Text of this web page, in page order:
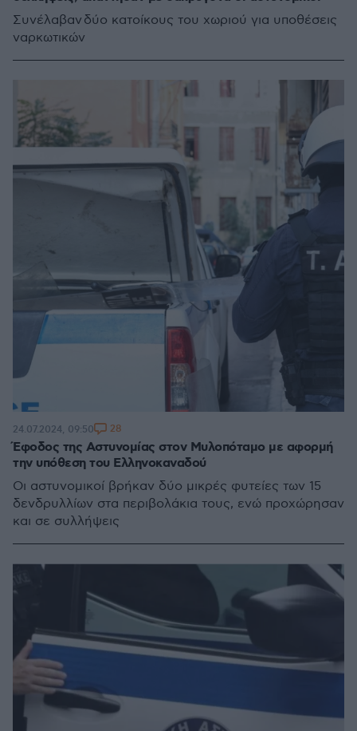
Συνέλαβαν δύο κατοίκους του χωριού για υποθέσεις
ναρκωτικών
Έφοδος της Αστυνομίας στον Μυλοπόταμο με αφορμή
την υπόθεση του Ελληνοκαναδού
Οι αστυνομικοί βρήκαν δύο μικρές φυτείες των 15
δενδρυλλίων στα περιβολάκια τους, ενώ προχώρησαν
και σε συλλήψεις
24.07.2024, 09:50 28